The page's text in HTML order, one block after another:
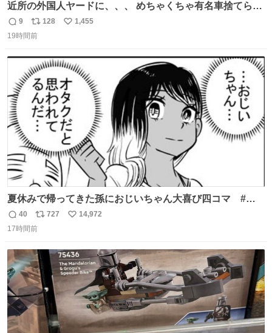
近所の外国人ヤードに、、、 めちゃくちゃ有名車捨てられ
てました😭 外装ぼろぼろだし、、 中も何にも残ってない
し、、 可哀想に😢😢 今まで数十年お疲れ様でした、、 #バ
返
信
9
リ
ポ
ト
数
128
い
数
1,455
19時間前
夏休みで帰ってきた孫におじいちゃん大喜び四コマ #四
コマ漫画 #Web漫画 #漫画が読めるハッシュタグ
返
信
40
リ
ポ
ト
数
727
い
数
14,972
17時間前